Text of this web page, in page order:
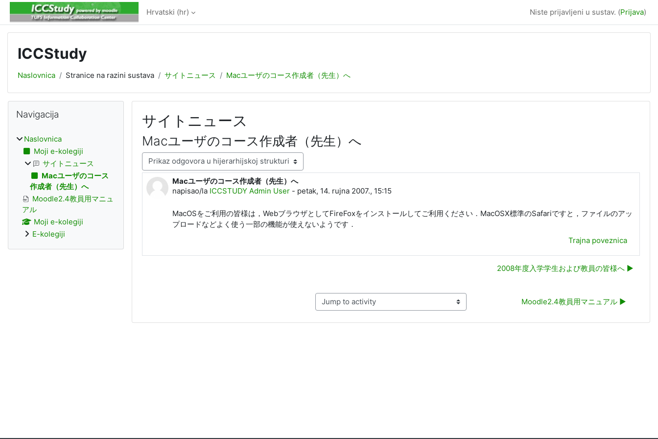
Preskoči na sadržaj
Hrvatski ‎(hr)‎ Niste prijavljeni u sustav. (Prijava)
ICCStudy
Naslovnica Stranice na razini sustava サイトニュース Macユーザのコース作成者（先生）へ
サイトニュース
Macユーザのコース作成者（先生）へ
Način prikaza
Macユーザのコース作成者（先生）へ
napisao/la ICCSTUDY Admin User- petak, 14. rujna 2007., 15:15
Broj odgovora: 0
MacOSをご利用の皆様は，WebブラウザとしてFireFoxをインストールしてご利用ください．MacOSX標準のSafariですと，ファイルのアッ
プロードなどよく使う一部の機能が使えないようです．
Trajna poveznica
2008年度入学学生および教員の皆様へ ▶︎
Jump to activity Moodle2.4教員用マニュアル ▶︎
Blokovi
Navigacija
Naslovnica
Moji e-kolegiji
サイトニュース
Macユーザのコース
作成者（先生）へ
Moodle2.4教員用マニュ
アル
Moji e-kolegiji
E-kolegiji